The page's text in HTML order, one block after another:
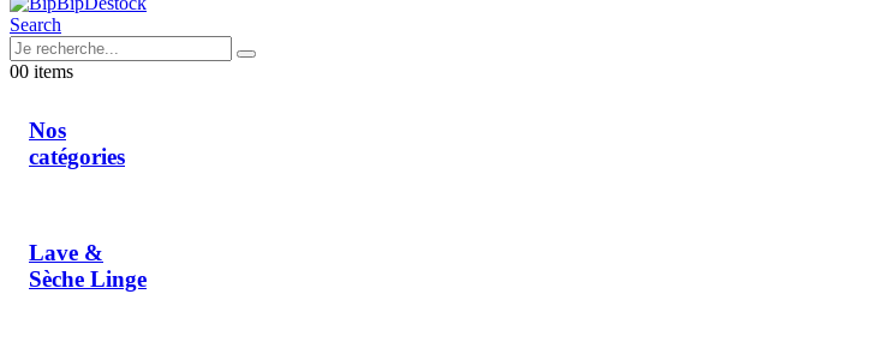
Search
00 items
Nos
catégories
Lave &
Sèche Linge